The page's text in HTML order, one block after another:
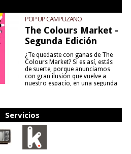
POP UP CAMPUZANO
The Colours Market -
Segunda Edición
¿Te quedaste con ganas de The
Colours Market? Si es así, estás
de suerte, porque anunciamos
con gran ilusión que vuelve a
nuestro espacio, en una segunda
Servicios